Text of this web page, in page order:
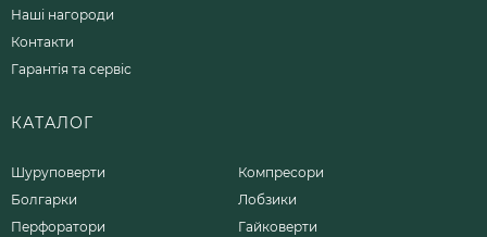
Наші нагороди
Контакти
Гарантія та сервіс
КАТАЛОГ
Шуруповерти
Болгарки
Перфоратори
Компресори
Лобзики
Гайковерти